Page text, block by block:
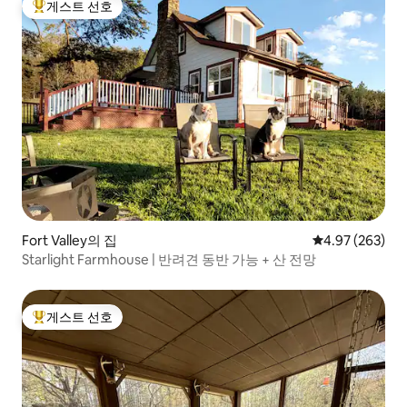
상위 게스트 선호
게스트 선호
Fort Valley의 집 평점 4.97점(5
4.97 (263)
Starlight Farmhouse | 반려견 동반 가능 + 산 전망
상위 게스트 선호
게스트 선호